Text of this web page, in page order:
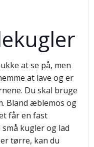
at se på, men
at lave og er
Du skal bruge
Bland æblemos og
får en fast
kugler og lad
tørre, kan du